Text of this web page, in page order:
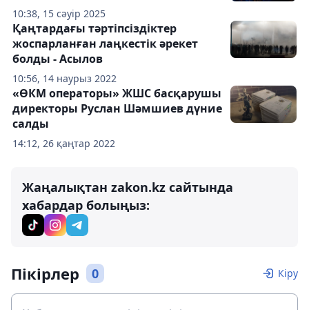
10:38, 15 сәуір 2025
10:56, 14 наурыз 2022
Қаңтардағы тәртіпсіздіктер
жоспарланған лаңкестік әрекет
болды - Асылов
14:12, 26 қаңтар 2022
«ӨКМ операторы» ЖШС басқарушы
директоры Руслан Шәмшиев дүние
салды
Жаңалықтан zakon.kz сайтында
хабардар болыңыз:
Пікірлер 0 Кіру